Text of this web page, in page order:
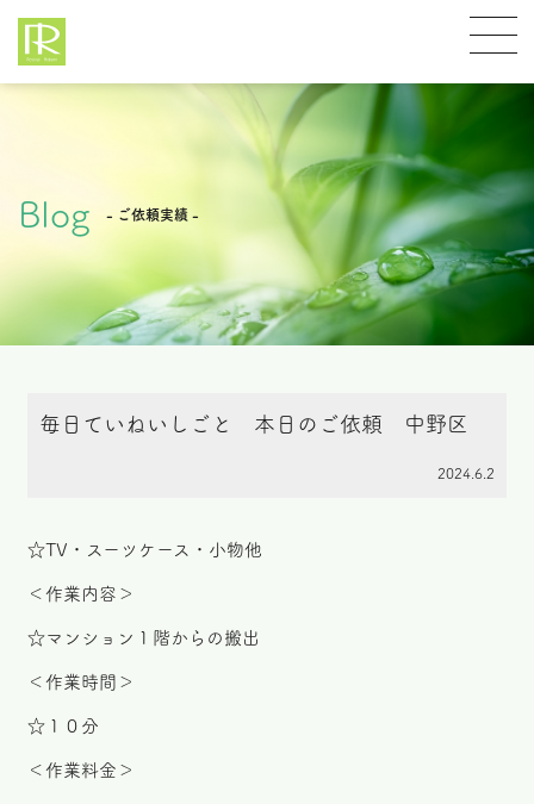
Blog - ご依頼実績 -
毎日ていねいしごと 本日のご依頼 中野区
2024.6.2
☆TV・スーツケース・小物他
＜作業内容＞
☆マンション１階からの搬出
＜作業時間＞
☆１０分
＜作業料金＞